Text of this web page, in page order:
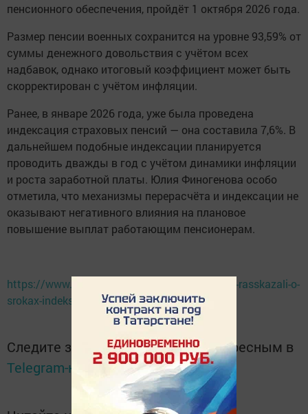
пенсионного обеспечения, пройдёт 1 октября 2026 года.
Размер пенсии военных сохранится на уровне 93,59% от
суммы денежного довольствия с учётом всех
надбавок, однако итоговый коэффициент может быть
скорректирован с учётом инфляции.
Ранее, в январе 2026 года, уже была проведена
индексация страховых пенсий — она составила 7,6%. В
дальнейшем подобные индексации планируется
проводить дважды в год с учётом динамики инфляции
и роста заработной платы. Юлия Финогенова особо
отметила, что механизмы перерасчёта и индексации не
оказывают негативного влияния на плановое
повышение выплат работающим пенсионерам.
https://www.tatar-inform.ru/news/rossiyanam-rasskazali-o-
srokax-indeksacii-pensii-v-2026-godu-6026887
Следите за самым важным и интересным в
Telegram-каналеТатмедиа